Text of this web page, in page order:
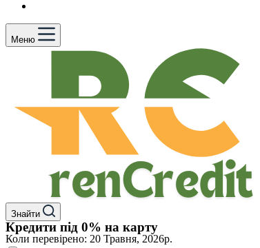
Меню
Знайти
Кредити під 0% на карту
Коли перевірено: 20 Травня, 2026р.